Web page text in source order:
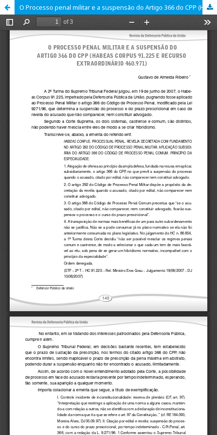
O Processo penal militar e a suspensão do Artigo 366 do CPP (HABEAS CORPUS 91.225 E RECURSO EXTRAORDINÁRIO 460.971)